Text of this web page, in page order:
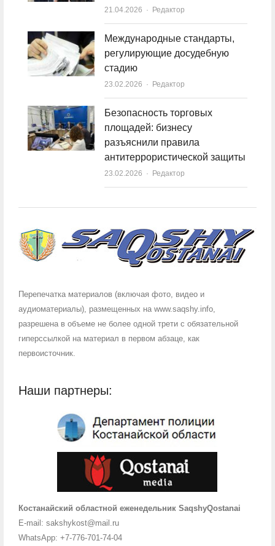
21.04.2026 Author
Редактор
Международные стандарты,
регулирующие досудебную
стадию
23.02.2026 Author
Редактор
Безопасность торговых
площадей: бизнесу
разъяснили правила
антитеррористической защиты
23.02.2026 Author
Редактор
Перепечатка материалов (включая фото, видео и
аудиоматериалы), размещенных на www.saqshy.info,
разрешена в объеме не более одной трети с обязательной
гиперссылкой на материал в первом абзаце, как
первоисточник.
Наши партнеры:
Костанайский областной еженедельник SaqshyQostanai
E-mail: sakshykost@mail.ru
WhatsApp: +7-776-701-74-04